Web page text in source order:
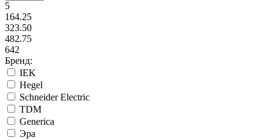
5
164.25
323.50
482.75
642
Бренд:
IEK
Hegel
Schneider Electric
TDM
Generica
Эра